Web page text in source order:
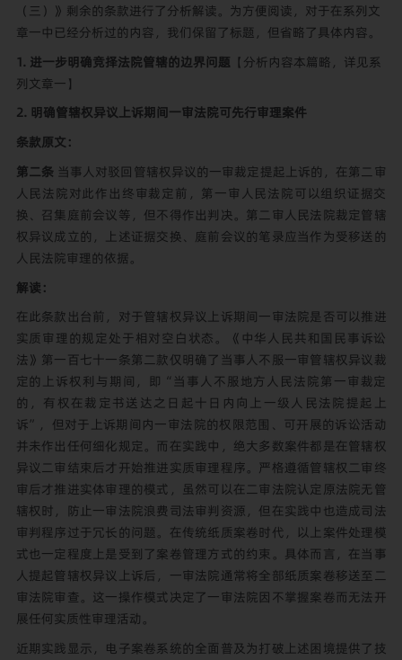
（三）》剩余的条款进行了分析解读。为方便阅读，对于在系列文
章一中已经分析过的内容，我们保留了标题，但省略了具体内容。
1. 进一步明确竞择法院管辖的边界问题 【分析内容本篇略，详见系
列文章一】
2. 明确管辖权异议上诉期间一审法院可先行审理案件
条款原文：
第二条当事人对驳回管辖权异议的一审裁定提起上诉的，在第二审
人民法院对此作出终审裁定前，第一审人民法院可以组织证据交
换、召集庭前会议等，但不得作出判决。第二审人民法院裁定管辖
权异议成立的，上述证据交换、庭前会议的笔录应当作为受移送的
人民法院审理的依据。
解读：
在此条款出台前，对于管辖权异议上诉期间一审法院是否可以推进
实质审理的规定处于相对空白状态。《中华人民共和国民事诉讼
法》第一百七十一条第二款仅明确了当事人不服一审管辖权异议裁
定的上诉权利与期间，即“当事人不服地方人民法院第一审裁定
的，有权在裁定书送达之日起十日内向上一级人民法院提起上
诉”，但对于上诉期间内一审法院的权限范围、可开展的诉讼活动
并未作出任何细化规定。而在实践中，绝大多数案件都是在管辖权
异议二审结束后才开始推进实质审理程序。严格遵循管辖权二审终
审后才推进实体审理的模式，虽然可以在二审法院认定原法院无管
辖权时，防止一审法院浪费司法审判资源，但在实践中也造成司法
审判程序过于冗长的问题。在传统纸质案卷时代，以上案件处理模
式也一定程度上是受到了案卷管理方式的约束。具体而言，在当事
人提起管辖权异议上诉后，一审法院通常将全部纸质案卷移送至二
审法院审查。这一操作模式决定了一审法院因不掌握案卷而无法开
展任何实质性审理活动。
近期实践显示，电子案卷系统的全面普及为打破上述困境提供了技